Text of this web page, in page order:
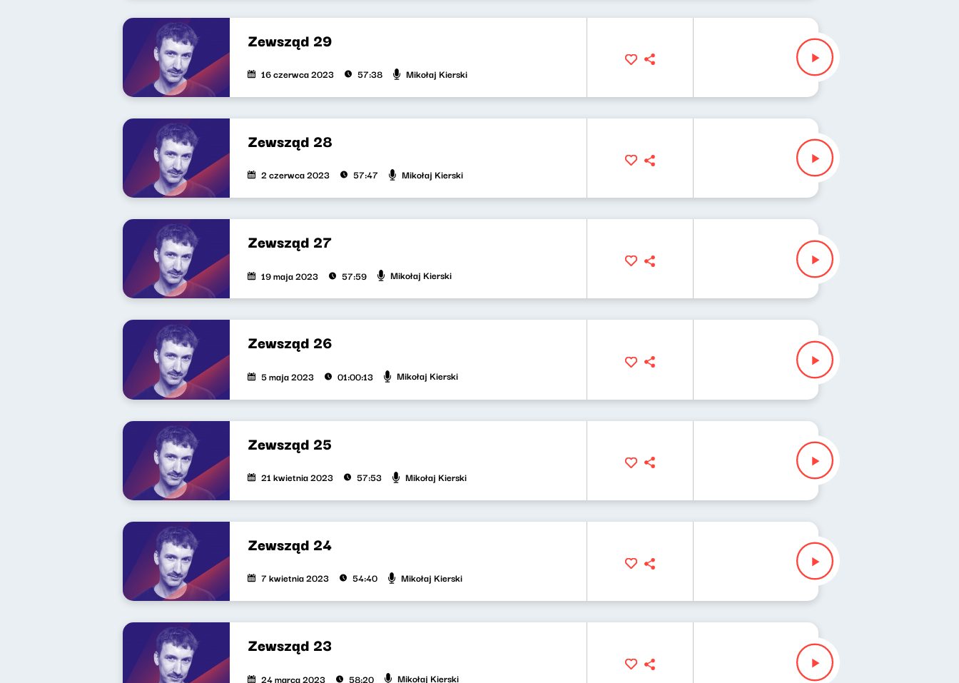
Zewsząd 29
16 czerwca 2023 57:38 Mikołaj Kierski
Zewsząd 28
2 czerwca 2023 57:47 Mikołaj Kierski
Zewsząd 27
19 maja 2023 57:59 Mikołaj Kierski
Zewsząd 26
5 maja 2023 01:00:13 Mikołaj Kierski
Zewsząd 25
21 kwietnia 2023 57:53 Mikołaj Kierski
Zewsząd 24
7 kwietnia 2023 54:40 Mikołaj Kierski
Zewsząd 23
24 marca 2023 58:20 Mikołaj Kierski